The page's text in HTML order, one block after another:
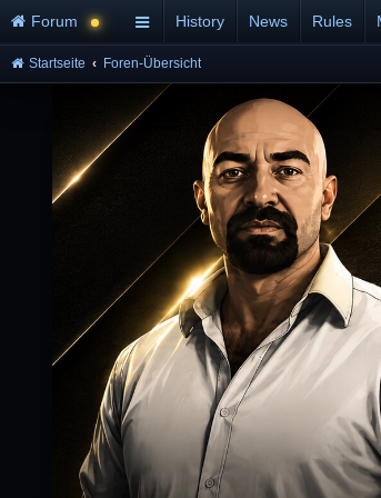
Forum History News Rules
Startseite Foren-Übersicht